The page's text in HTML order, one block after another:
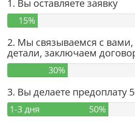
1. Вы оставляете заявку
15%
2. Мы связываемся с вами,
детали, заключаем
30%
3. Вы делаете предоплату
1-3 дня 50%